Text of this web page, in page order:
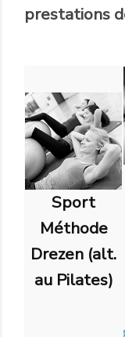
prestations
Sport
Méthode
Drezen (alt.
au Pilates)